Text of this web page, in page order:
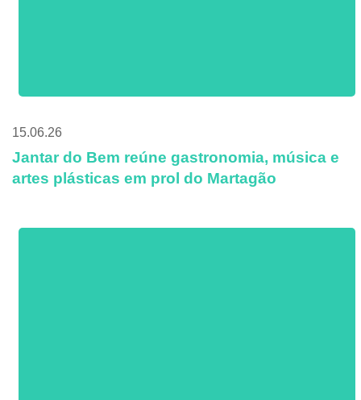
15.06.26
Jantar do Bem reúne gastronomia, música e
artes plásticas em prol do Martagão